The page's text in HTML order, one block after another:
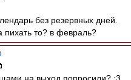
без резервных дней.
пихать то? в февраль?